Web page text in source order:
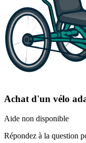
Achat d'un vélo
Aide non disponible
Répondez à la question